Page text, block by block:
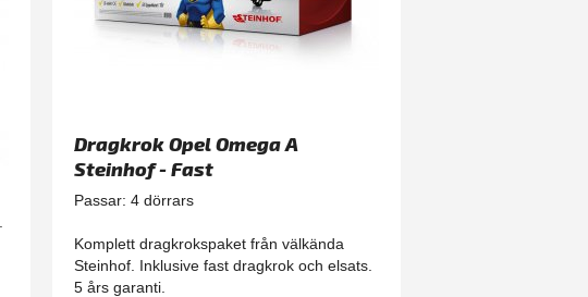
Dragkrok Opel Omega A
Steinhof - Fast
Passar: 4 dörrars
Komplett dragkrokspaket från välkända
Steinhof. Inklusive fast dragkrok och elsats.
5 års garanti.